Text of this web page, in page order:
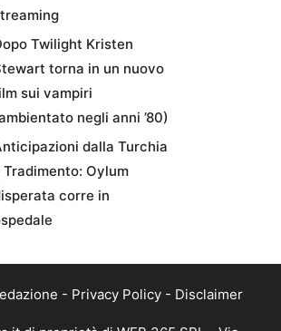
Twilight Kristen
torna in un nuovo
sui vampiri
negli anni ’80)
dalla Turchia
Tradimento: Oylum
corre in
- Privacy Policy - Disclaimer